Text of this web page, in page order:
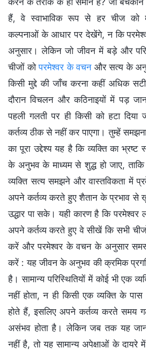
हैं, वे स्वाभाविक रूप से हर चीज को
कल्पनाओं के आधार पर देखेंगे, न कि
अनुसार। लेकिन जो जीवन में बड़े और
चीजों कोपरमेश्वर के वचनऔर सत्य के
किसी मुद्दे की जाँच करना कहीं अधिक
दौरान विचलन और कठिनाइयों में पड़
पहली गलती पर ही किसी को हटा दिया
कर्तव्य ठीक से नहीं कर पाएगा। तुम्हें
का पूरा उद्देश्य यह है कि व्यक्ति का भ्रष्ट
के अनुभव के माध्यम से शुद्ध हो जाए,
व्यक्ति सत्य समझने और वास्तविकता में
अपने कर्तव्य करते हुए शैतान के प्रभाव
उद्धार पा सके। यही कारण है कि परमेश्वर
अपने कर्तव्य करते हुए वे सीखें कि सभी
करें और परमेश्वर के वचन के अनुसार
करें : यह जीवन के अनुभव की क्रमिक
है। सामान्य परिस्थितियों में कोई भी एक
नहीं होता, न ही किसी एक व्यक्ति के
होते हैं, इसलिए अपने कर्तव्य करते समय
असंभव होता है। लेकिन जब तक यह
नहीं है, तो यह सामान्य अपेक्षाओं के दायरे